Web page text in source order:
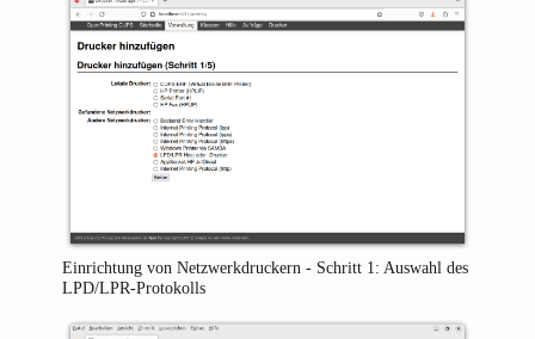
Einrichtung von Netzwerkdruckern - Schritt 1: Auswahl des
LPD/LPR-Protokolls